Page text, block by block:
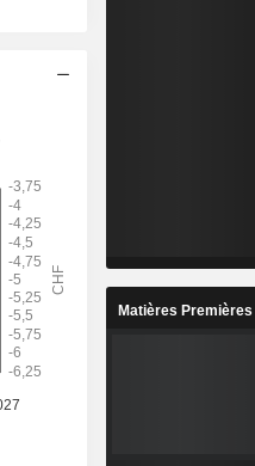
Matières Premières